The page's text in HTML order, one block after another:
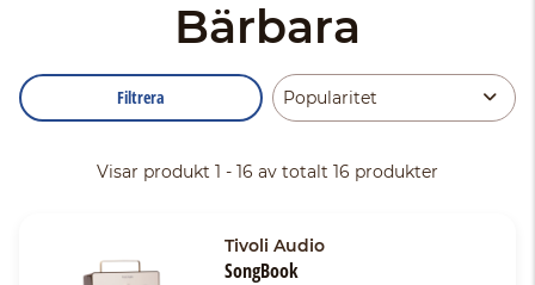
Bärbara
Filtrera
Visar produkt 1 - 16 av totalt 16 produkter
Tivoli Audio
SongBook